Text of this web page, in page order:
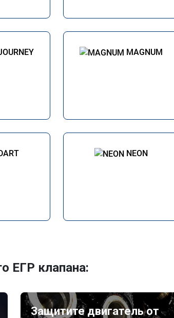
MAGNUM
NEON
ЕГР клапана:
Защитите двигатель от